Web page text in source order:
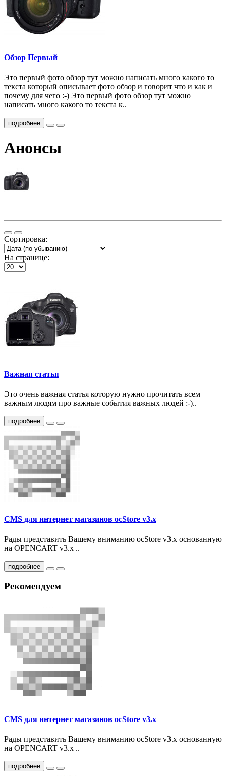
Обзор Первый
Это первый фото обзор тут можно написать много какого то
текста который описывает фото обзор и говорит что и как и
почему для чего :-) Это первый фото обзор тут можно
написать много какого то текста к..
подробнее
Анонсы
Сортировка:
На странице:
Важная статья
Это очень важная статья которую нужно прочитать всем
важным людям про важные события важных людей :-)..
подробнее
CMS для интернет магазинов ocStore v3.x
Рады представить Вашему вниманию ocStore v3.x основанную
на OPENCART v3.x ..
подробнее
Рекомендуем
CMS для интернет магазинов ocStore v3.x
Рады представить Вашему вниманию ocStore v3.x основанную
на OPENCART v3.x ..
подробнее